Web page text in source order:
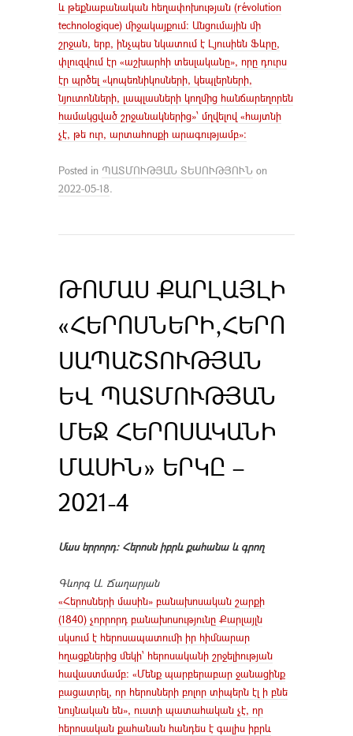
և թեքնաբանական հեղափոխության (révolution
technologique) միջակայքում։ Անցումային մի
շրջան, երբ, ինչպես նկատում է Լյուսիեն Ֆևրը,
փլուզվում էր «աշխարհի տեսլականը», որը դուրս
էր պրծել «կոպեռնիկոսների, կեպլերների,
նյուտոնների, լապլասների կողմից հանճարեղորեն
համակցված շրջանակներից»՝ մղվելով «հայտնի
չէ, թե ուր, արտահոսքի արագությամբ»:
Posted in ՊԱՏՄՈՒԹՅԱՆ ՏԵՍՈՒԹՅՈՒՆ on
2022-05-18.
ԹՈՄԱՍ ՔԱՐԼԱՅԼԻ
«ՀԵՐՈՍՆԵՐԻ,ՀԵՐՈ
ՍԱՊԱՇՏՈՒԹՅԱՆ
ԵՎ ՊԱՏՄՈՒԹՅԱՆ
ՄԵՋ ՀԵՐՈՍԱԿԱՆԻ
ՄԱՍԻՆ» ԵՐԿԸ –
2021-4
Մաս երրորդ։ Հերոսն իբրև քահանա և գրող
Գևորգ Ա. Ճաղարյան
«Հերոսների մասին» բանախոսական շարքի
(1840) չորրորդ բանախոսությունը Քարլայլն
սկսում է հերոսապատումի իր հիմնարար
հղացքներից մեկի՝ հերոսականի շրջելիության
հավաստմամբ։ «Մենք պարբերաբար ջանացինք
բացատրել, որ հերոսների բոլոր տիպերն էլ ի բնե
նույնական են», ուստի պատահական չէ, որ
հերոսական քահանան հանդես է գալիս իբրև